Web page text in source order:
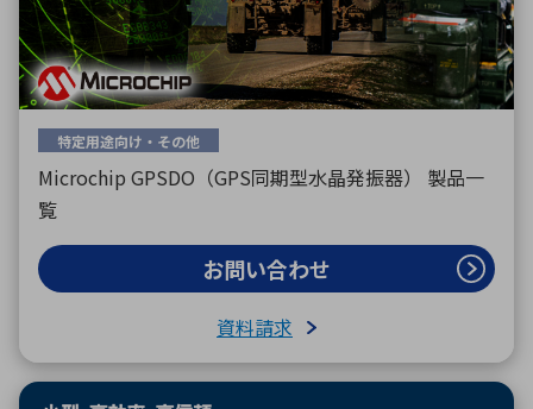
特定用途向け・その他
Microchip GPSDO（GPS同期型水晶発振器） 製品一
覧
お問い合わせ
資料請求